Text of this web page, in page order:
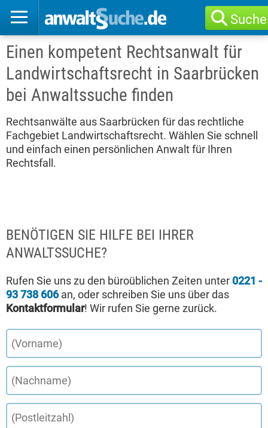
Suche
Einen kompetent Rechtsanwalt für
Landwirtschaftsrecht in Saarbrücken
bei Anwaltssuche finden
Rechtsanwälte aus Saarbrücken für das rechtliche
Fachgebiet Landwirtschaftsrecht. Wählen Sie schnell
und einfach einen persönlichen Anwalt für Ihren
Rechtsfall.
BENÖTIGEN SIE HILFE BEI IHRER
ANWALTSSUCHE?
Rufen Sie uns zu den büroüblichen Zeiten unter 0221 -
93 738 606an, oder schreiben Sie uns über das
Kontaktformular! Wir rufen Sie gerne zurück.